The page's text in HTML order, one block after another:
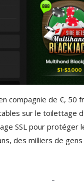
compagnie de €, 50
sur le toilettage
SSL pour protéger
des milliers de